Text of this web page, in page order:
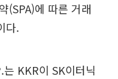
(SPA)에 따른 거래
다.
KKR이 SK이터닉